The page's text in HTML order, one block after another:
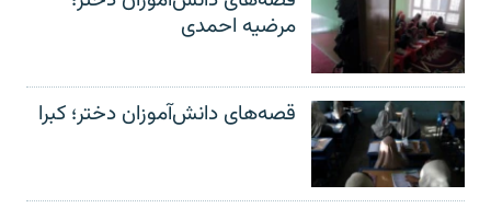
مرضیه احمدی
قصه‌های دانش‌آموزان دختر؛ کبرا